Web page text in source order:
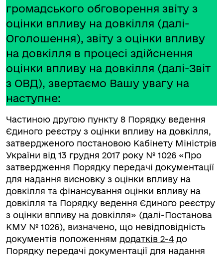
громадського обговорення звіту з
оцінки впливу на довкілля (далі-
Оголошення), звіту з оцінки впливу
на довкілля в процесі здійснення
оцінки впливу на довкілля (далі-Звіт
з ОВД), звертаємо Вашу увагу на
наступне:
Частиною другою пункту 8 Порядку ведення
Єдиного реєстру з оцінки впливу на довкілля,
затвердженого постановою Кабінету Міністрів
України від 13 грудня 2017 року № 1026 «Про
затвердження Порядку передачі документації
для надання висновку з оцінки впливу на
довкілля та фінансування оцінки впливу на
довкілля та Порядку ведення Єдиного реєстру
з оцінки впливу на довкілля» (далі-Постанова
КМУ № 1026), визначено, що невідповідність
документів положенням додатків 2-4 до
Порядку передачі документації для надання